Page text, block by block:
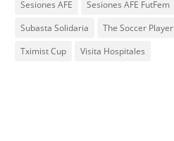
Sesiones AFE
Sesiones AFE FutFem
Subasta Solidaria
The Soccer Player
Tximist Cup
Visita Hospitales